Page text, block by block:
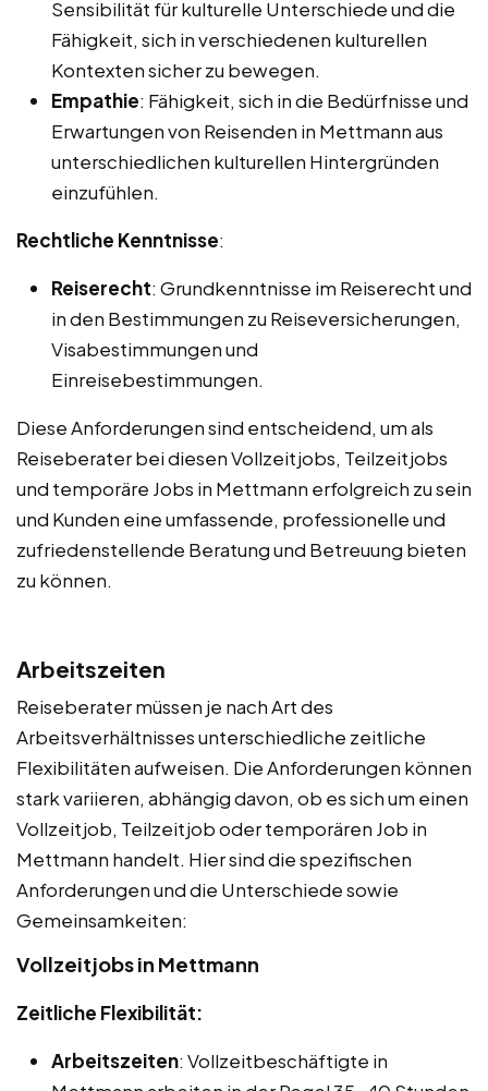
Sensibilität für kulturelle Unterschiede und die
Fähigkeit, sich in verschiedenen kulturellen
Kontexten sicher zu bewegen.
Empathie: Fähigkeit, sich in die Bedürfnisse und
Erwartungen von Reisenden in Mettmann aus
unterschiedlichen kulturellen Hintergründen
einzufühlen.
Rechtliche Kenntnisse:
Reiserecht: Grundkenntnisse im Reiserecht und
in den Bestimmungen zu Reiseversicherungen,
Visabestimmungen und
Einreisebestimmungen.
Diese Anforderungen sind entscheidend, um als
Reiseberater bei diesen Vollzeitjobs, Teilzeitjobs
und temporäre Jobs in Mettmann erfolgreich zu sein
und Kunden eine umfassende, professionelle und
zufriedenstellende Beratung und Betreuung bieten
zu können.
Arbeitszeiten
Reiseberater müssen je nach Art des
Arbeitsverhältnisses unterschiedliche zeitliche
Flexibilitäten aufweisen. Die Anforderungen können
stark variieren, abhängig davon, ob es sich um einen
Vollzeitjob, Teilzeitjob oder temporären Job in
Mettmann handelt. Hier sind die spezifischen
Anforderungen und die Unterschiede sowie
Gemeinsamkeiten:
Vollzeitjobs in Mettmann
Zeitliche Flexibilität:
Arbeitszeiten: Vollzeitbeschäftigte in